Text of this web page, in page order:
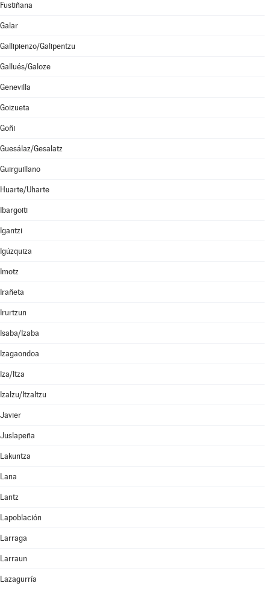
Fustiñana
Galar
Gallipienzo/Galipentzu
Gallués/Galoze
Genevilla
Goizueta
Goñi
Guesálaz/Gesalatz
Guirguillano
Huarte/Uharte
Ibargoiti
Igantzi
Igúzquiza
Imotz
Irañeta
Irurtzun
Isaba/Izaba
Izagaondoa
Iza/Itza
Izalzu/Itzaltzu
Javier
Juslapeña
Lakuntza
Lana
Lantz
Lapoblación
Larraga
Larraun
Lazagurría